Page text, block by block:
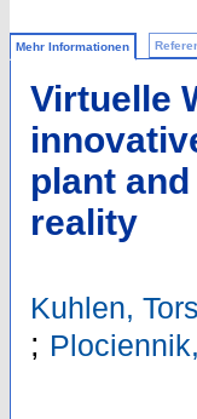
Mehr Informationen
Virtuelle
plant
reality
Kuhlen,
;